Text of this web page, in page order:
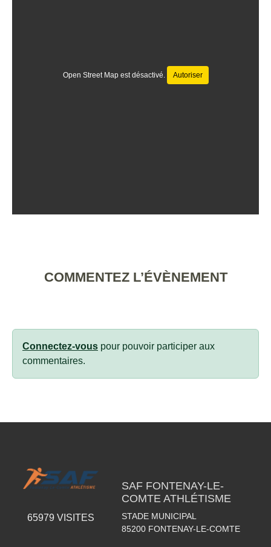
Open Street Map est désactivé. Autoriser
COMMENTEZ L’ÉVÈNEMENT
Connectez-vous pour pouvoir participer aux
commentaires.
65979 VISITES
SAF FONTENAY-LE-
COMTE ATHLÉTISME
STADE MUNICIPAL
85200 FONTENAY-LE-COMTE